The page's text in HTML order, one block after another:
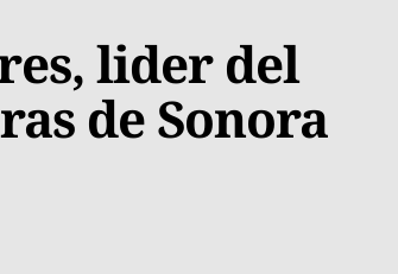
lider del
de Sonora